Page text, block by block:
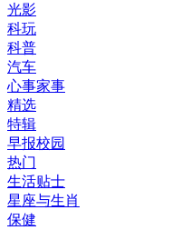
光影
科玩
科普
汽车
心事家事
精选
特辑
早报校园
热门
生活贴士
星座与生肖
保健